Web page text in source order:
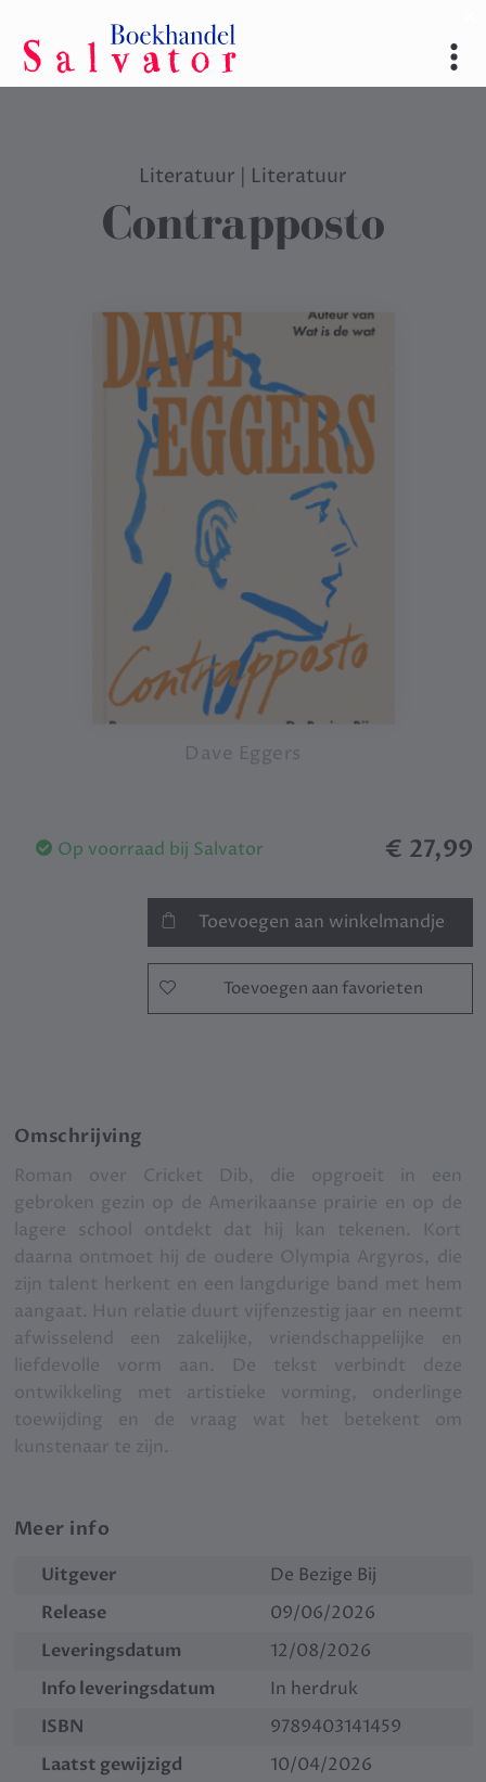
Literatuur | Literatuur
Contrapposto
Dave Eggers
€ 27,99
Op voorraad bij Salvator
Toevoegen aan winkelmandje
Toevoegen aan favorieten
Omschrijving
Roman over Cricket Dib, die opgroeit in een
gebroken gezin op de Amerikaanse prairie en op de
lagere school ontdekt dat hij kan tekenen. Kort
daarna ontmoet hij de oudere Olympia Argyros, die
zijn talent herkent en een langdurige band met hem
aangaat. Hun relatie duurt vijfenzestig jaar en neemt
afwisselend een zakelijke, vriendschappelijke en
liefdevolle vorm aan. De tekst verbindt deze
ontwikkeling met artistieke vorming, onderlinge
toewijding en de vraag wat het betekent om
kunstenaar te zijn.
Meer info
Uitgever
De Bezige Bij
Release
09/06/2026
Leveringsdatum
12/08/2026
Info leveringsdatum
In herdruk
ISBN
9789403141459
Laatst gewijzigd
10/04/2026